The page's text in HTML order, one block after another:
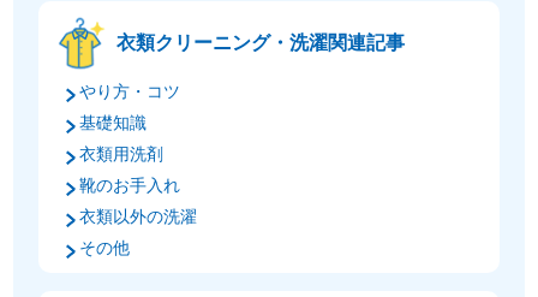
衣類クリーニング・洗濯関連記事
やり方・コツ
基礎知識
衣類用洗剤
靴のお手入れ
衣類以外の洗濯
その他